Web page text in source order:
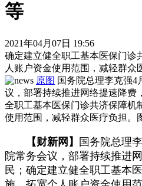
等
2021年04月07日 19:56
确定建立健全职工基本医保门诊
人账户资金使用范围，减轻群众
原图 国务院总理李克强4
议，部署持续推进网络提速降费
全职工基本医保门诊共济保障机
使用范围，减轻群众医疗负担。
【财新网】 国务院总理
院常务会议，部署持续推进
民；确定建立健全职工基本